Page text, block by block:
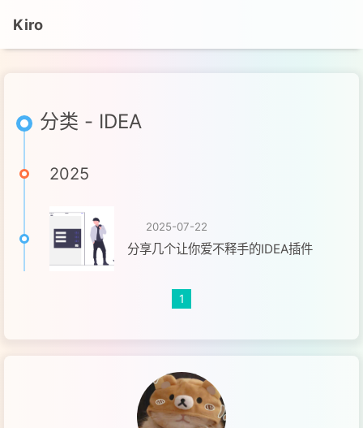
Kiro
分类 - IDEA
2025
2025-07-22
分享几个让你爱不释手的IDEA插件
1